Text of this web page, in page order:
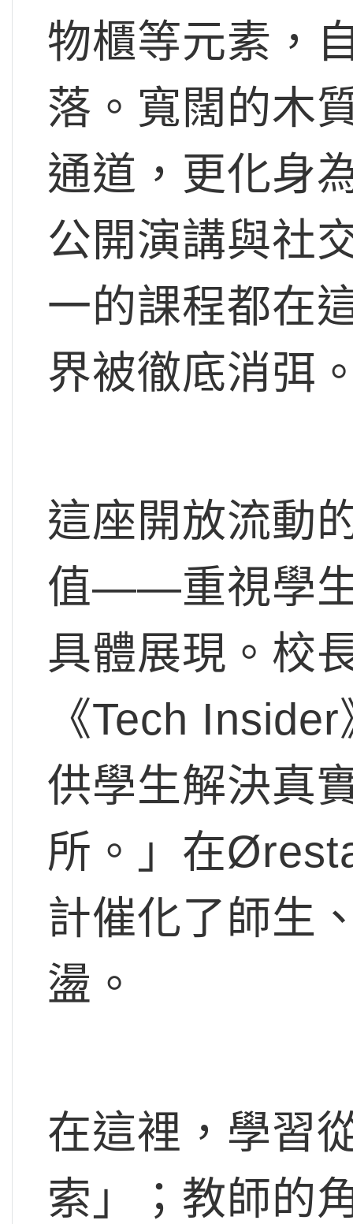
物櫃等元素，
落。寬闊的木
通道，更化身
公開演講與社
一的課程都在
界被徹底消弭
這座開放流動
值——重視學
具體展現。校
《Tech
供學生解決真
所。」在
計催化了師生
盪。
在這裡，學習
索」；教師的